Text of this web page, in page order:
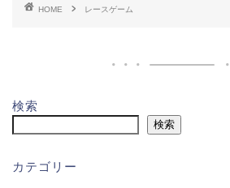
HOME レースゲーム
検索
検索
カテゴリー